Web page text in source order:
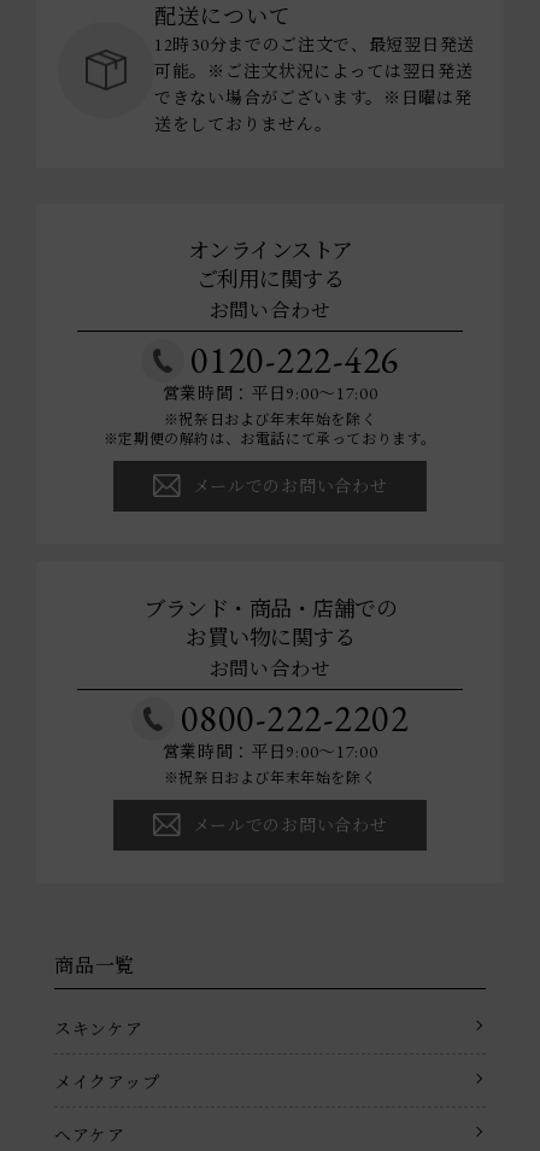
配送について
12時30分までのご注文で、最短翌日発送
可能。※ご注文状況によっては翌日発送
できない場合がございます。※日曜は発
送をしておりません。
オンラインストア
ご利用に関する
お問い合わせ
0120-222-426
営業時間：平日9:00～17:00
※祝祭日および年末年始を除く
※定期便の解約は、お電話にて承っております。
メールでのお問い合わせ
ブランド・商品・店舗での
お買い物に関する
お問い合わせ
0800-222-2202
営業時間：平日9:00～17:00
※祝祭日および年末年始を除く
メールでのお問い合わせ
商品一覧
スキンケア
メイクアップ
ヘアケア